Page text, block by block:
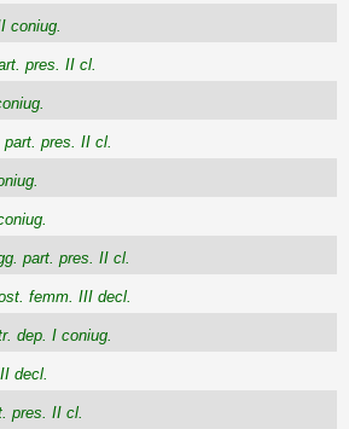
coniug.
pres. II cl.
part. pres. II cl.
part. pres. II cl.
femm. III decl.
dep. I coniug.
decl.
pres. II cl.